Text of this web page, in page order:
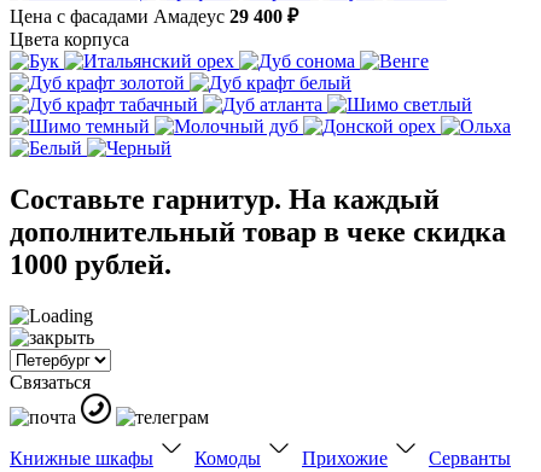
Цена с фасадами Амадеус 29 400 ₽
Цвета корпуса
Составьте гарнитур. На каждый
дополнительный товар в чеке скидка
1000 рублей.
Связаться
Книжные шкафы Комоды Прихожие Серванты